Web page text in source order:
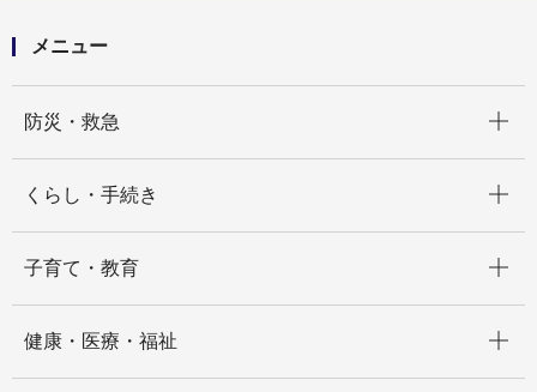
メニュー
防災・救急
くらし・手続き
子育て・教育
健康・医療・福祉